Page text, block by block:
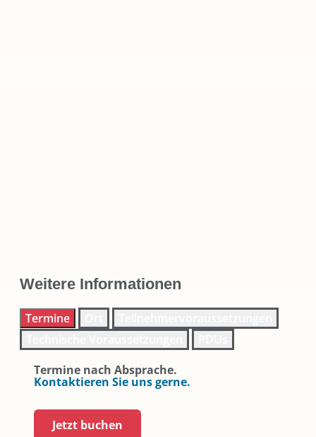
Weitere Informationen
Termine
Termine nach Absprache.
Kontaktieren Sie uns gerne.
Jetzt buchen